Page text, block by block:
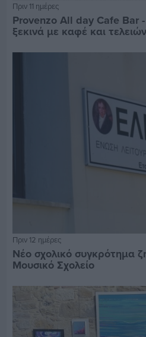
Πριν 11 ημέρες
Provenzo All day Cafe Bar
ξεκινά με καφέ και
Πριν 12 ημέρες
Νέο σχολικό συγκρότημα
Μουσικό Σχολείο